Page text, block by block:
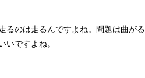
るのは走るんですよね。問題は曲がる
いですよね。